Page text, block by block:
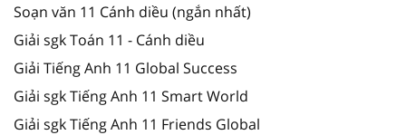
Soạn văn 11 Cánh diều (ngắn nhất)
Giải sgk Toán 11 - Cánh diều
Giải Tiếng Anh 11 Global Success
Giải sgk Tiếng Anh 11 Smart World
Giải sgk Tiếng Anh 11 Friends Global